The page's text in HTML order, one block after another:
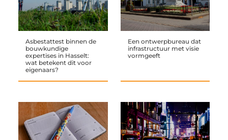
Asbestattest binnen de
bouwkundige
expertises in Hasselt:
wat betekent dit voor
eigenaars?
Een ontwerpbureau dat
infrastructuur met visie
vormgeeft